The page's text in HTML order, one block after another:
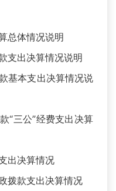
总体情况说明
支出决算情况说明
基本支出决算情况说
“三公”经费支出决算
出决算情况
拨款支出决算情况